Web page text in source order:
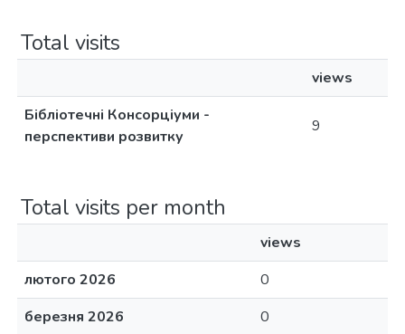
Total visits
views
Бібліотечні Консорціуми -
перспективи розвитку
9
Total visits per month
views
лютого 2026
0
березня 2026
0